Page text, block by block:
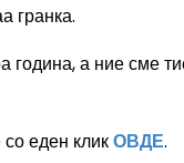
гранка.
а ние сме
еден кликОВДЕ.